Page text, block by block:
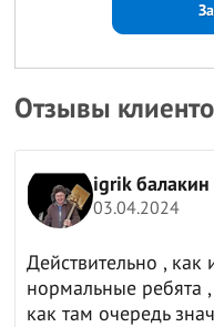
Отзывы
igrik балакин
03.04.2024
Действительно , как
нормальные ребята
как там очередь